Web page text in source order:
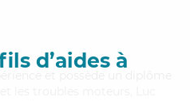
d’aides à
et possède un diplôme
les troubles moteurs, Luc